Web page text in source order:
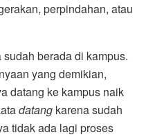
perpindahan, atau
berada di kampus.
yang demikian,
datang ke kampus naik
datang karena sudah
tidak ada lagi proses